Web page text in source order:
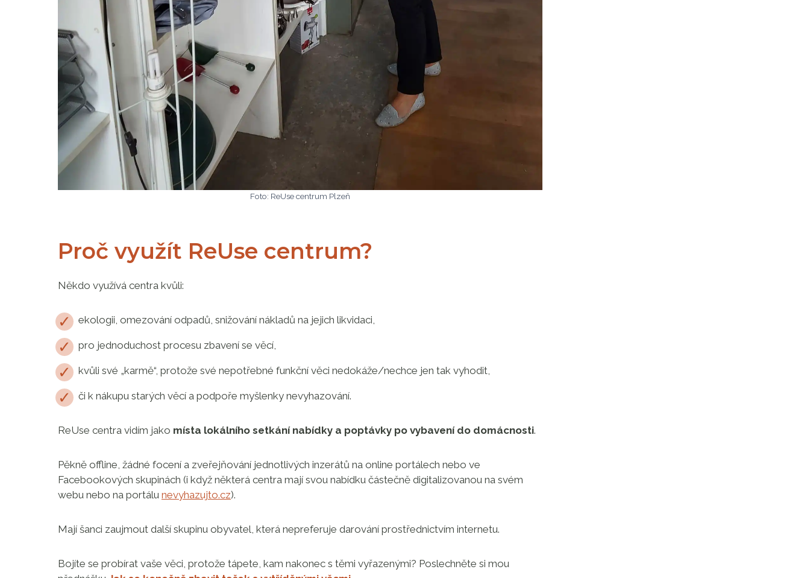
Foto: ReUse centrum Plzeň
Proč využít ReUse centrum?
Někdo využívá centra kvůli:
ekologii, omezování odpadů, snižování nákladů na jejich likvidaci,
pro jednoduchost procesu zbavení se věcí,
kvůli své „karmě“, protože své nepotřebné funkční věci nedokáže/nechce jen tak vyhodit,
či k nákupu starých věcí a podpoře myšlenky nevyhazování.
ReUse centra vidím jako místa lokálního setkání nabídky a poptávky po vybavení do domácnosti.
Pěkně offline, žádné focení a zveřejňování jednotlivých inzerátů na online portálech nebo ve
Facebookových skupinách (i když některá centra mají svou nabídku částečně digitalizovanou na svém
webu nebo na portálu nevyhazujto.cz).
Mají šanci zaujmout další skupinu obyvatel, která nepreferuje darování prostřednictvím internetu.
Bojíte se probírat vaše věci, protože tápete, kam nakonec s těmi vyřazenými? Poslechněte si mou